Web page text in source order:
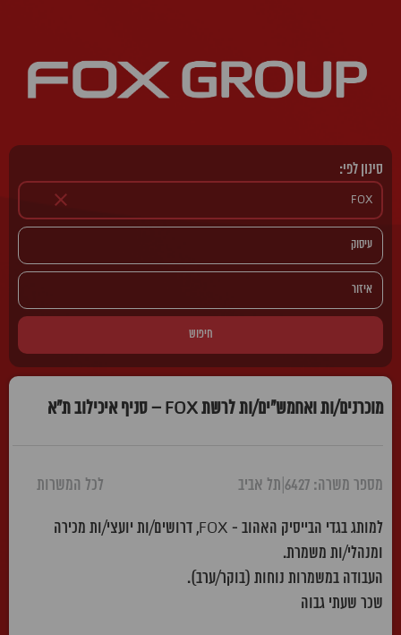
סינון לפי:
חיפוש
מוכרנים/ות ואחמש"ים/ות לרשת FOX – סניף איכילוב ת"א
מספר משרה: 6427 תל אביב לכל המשרות
למותג בגדי הבייסיק האהוב - FOX, דרושים/ות יועצי/ות מכירה
ומנהלי/ות משמרת.
העבודה במשמרות נוחות (בוקר/ערב).
שכר שעתי גבוה